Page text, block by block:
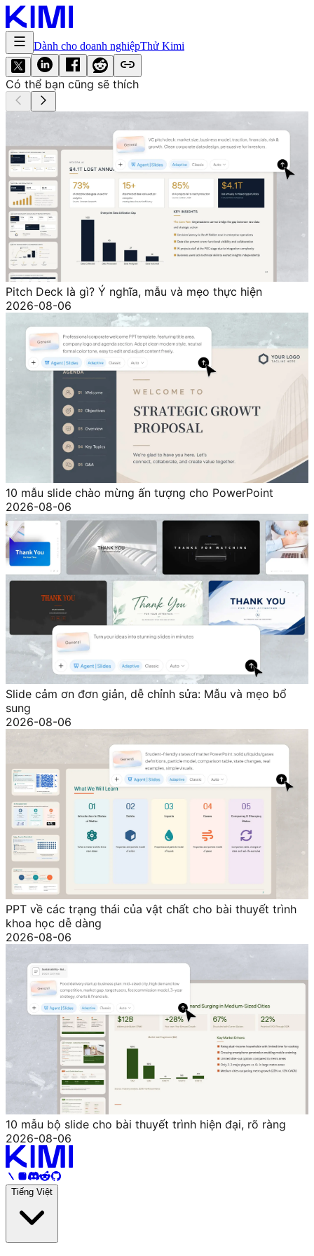
Dành cho doanh nghiệpThử Kimi
Có thể bạn cũng sẽ thích
Pitch Deck là gì? Ý nghĩa, mẫu và mẹo thực hiện
2026-08-06
10 mẫu slide chào mừng ấn tượng cho PowerPoint
2026-08-06
Slide cảm ơn đơn giản, dễ chỉnh sửa: Mẫu và mẹo bổ
sung
2026-08-06
PPT về các trạng thái của vật chất cho bài thuyết trình
khoa học dễ dàng
2026-08-06
10 mẫu bộ slide cho bài thuyết trình hiện đại, rõ ràng
2026-08-06
Tiếng Việt